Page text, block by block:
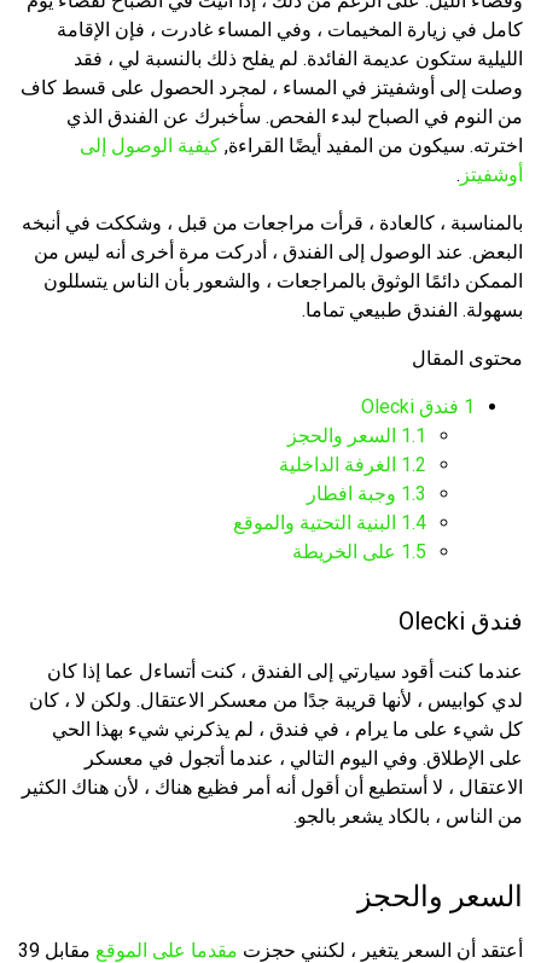
كامل في زيارة المخيمات ، وفي المساء غادرت ، فإن الإقامة
الليلية ستكون عديمة الفائدة. لم يفلح ذلك بالنسبة لي ، فقد
وصلت إلى أوشفيتز في المساء ، لمجرد الحصول على قسط كاف
من النوم في الصباح لبدء الفحص. سأخبرك عن الفندق الذي
اخترته. سيكون من المفيد أيضًا القراءة, كيفية الوصول إلى
أوشفيتز .
بالمناسبة ، كالعادة ، قرأت مراجعات من قبل ، وشككت في أنبخه
البعض. عند الوصول إلى الفندق ، أدركت مرة أخرى أنه ليس من
الممكن دائمًا الوثوق بالمراجعات ، والشعور بأن الناس يتسللون
بسهولة. الفندق طبيعي تماما.
محتوى المقال
1 فندق Olecki
1.1 السعر والحجز
1.2 الغرفة الداخلية
1.3 وجبة افطار
1.4 البنية التحتية والموقع
1.5 على الخريطة
فندق Olecki
عندما كنت أقود سيارتي إلى الفندق ، كنت أتساءل عما إذا كان
لدي كوابيس ، لأنها قريبة جدًا من معسكر الاعتقال. ولكن لا ، كان
كل شيء على ما يرام ، في فندق ، لم يذكرني شيء بهذا الحي
على الإطلاق. وفي اليوم التالي ، عندما أتجول في معسكر
الاعتقال ، لا أستطيع أن أقول أنه أمر فظيع هناك ، لأن هناك الكثير
من الناس ، بالكاد يشعر بالجو.
السعر والحجز
أعتقد أن السعر يتغير ، لكنني حجزت مقدما على الموقع
مقابل 39